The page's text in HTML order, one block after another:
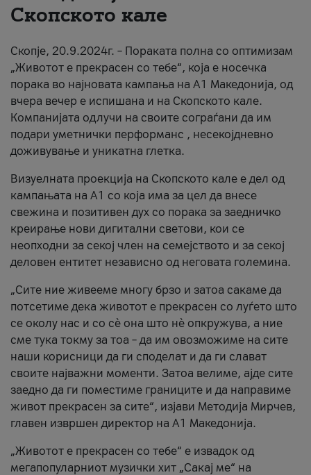
За нас
#ПодобарОнлајн
Скопското кале
Скопје, 20.9.2024г. – Пораката полна со оптимизам
„Животот е прекрасен со тебе“, која е носечка
порака во најновата кампања на А1 Македонија, од
вчера вечер е испишана и на Скопското кале.
Компанијата одлучи на своите сограѓани да им
подари уметнички перформанс , несекојдневно
доживување и уникатна глетка.
Визуелната проекција на Скопското кале е дел од
кампањата на А1 со која има за цел да внесе
свежина и позитивен дух со порака за заедничко
креирање нови дигитални светови, кои се
неопходни за секој член на семејството и за секој
деловен ентитет независно од неговата големина.
„Сите ние живееме многу брзо и затоа сакаме да
потсетиме дека животот е прекрасен со луѓето што
се околу нас и со сè она што нè опкружува, а ние
сме тука токму за тоа – да им овозможиме на сите
наши корисници да ги споделат и да ги слават
своите најважни моменти. Затоа велиме, ајде сите
заедно да ги поместиме границите и да направиме
живот прекрасен за сите“, изјави Методија Мирчев,
главен извршен директор на А1 Македонија.
„Животот е прекрасен со тебе“ е извадок од
мегапопуларниот музички хит „Сакај ме“ на